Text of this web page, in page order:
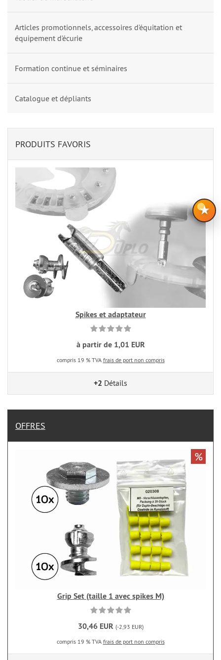
Articles promotionnels, accessoires d’équitation et
équipement d’écurie
Formation continue et séminaires
Catalogue et dépliants
PRODUITS FAVORIS
Spikes et adaptateur
à partir de 1,01 EUR
compris 19 % TVA frais de port non compris
+2 Détails
OFFRES
Grip Set (taille 1 avec spikes M)
30,46 EUR (-2,93 EUR)
compris 19 % TVA frais de port non compris
%
★